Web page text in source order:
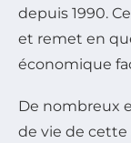
depuis 1990.
et remet en
économique
De nombreux
de vie de cette